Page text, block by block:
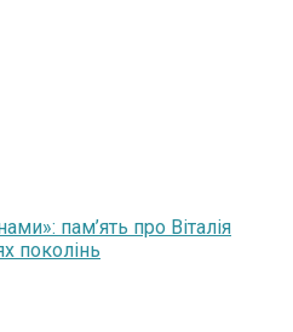
пам’ять про Віталія
поколінь